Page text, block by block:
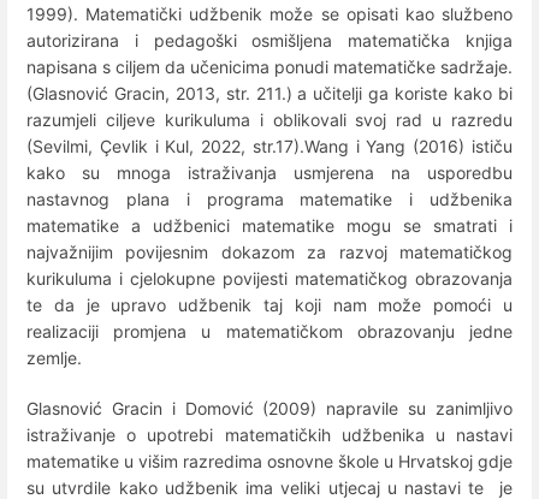
1999). Matematički udžbenik može se opisati kao službeno
autorizirana i pedagoški osmišljena matematička knjiga
napisana s ciljem da učenicima ponudi matematičke sadržaje.
(Glasnović Gracin, 2013, str. 211.) a učitelji ga koriste kako bi
razumjeli ciljeve kurikuluma i oblikovali svoj rad u razredu
(Sevilmi, Çevlik i Kul, 2022, str.17).Wang i Yang (2016) ističu
kako su mnoga istraživanja usmjerena na usporedbu
nastavnog plana i programa matematike i udžbenika
matematike a udžbenici matematike mogu se smatrati i
najvažnijim povijesnim dokazom za razvoj matematičkog
kurikuluma i cjelokupne povijesti matematičkog obrazovanja
te da je upravo udžbenik taj koji nam može pomoći u
realizaciji promjena u matematičkom obrazovanju jedne
zemlje.
Glasnović Gracin i Domović (2009) napravile su zanimljivo
istraživanje o upotrebi matematičkih udžbenika u nastavi
matematike u višim razredima osnovne škole u Hrvatskoj gdje
su utvrdile kako udžbenik ima veliki utjecaj u nastavi te je